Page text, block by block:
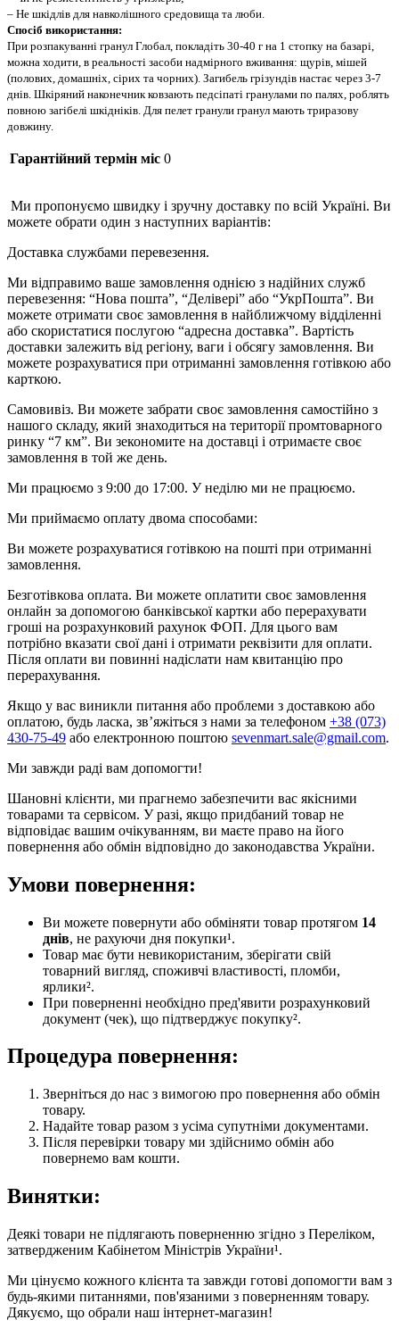
– Не шкідлів для навколішного средовища та люби.
Спосіб використання:
При розпакуванні гранул Глобал, покладіть 30-40 г на 1 стопку на базарі,
можна ходити, в реальності засоби надмірного вживання: щурів, мішей
(полових, домашніх, сірих та чорних). Загибель грізундів настає через 3-7
днів. Шкіряний наконечник ковзають педсіпаті гранулами по палях, роблять
повною загібелі шкідніків. Для пелет гранули гранул мають триразову
довжину.
Гарантійний термін міс 0
Ми пропонуємо швидку і зручну доставку по всій Україні. Ви
можете обрати один з наступних варіантів:
Доставка службами перевезення.
Ми відправимо ваше замовлення однією з надійних служб
перевезення: “Нова пошта”, “Делівері” або “УкрПошта”. Ви
можете отримати своє замовлення в найближчому відділенні
або скористатися послугою “адресна доставка”. Вартість
доставки залежить від регіону, ваги і обсягу замовлення. Ви
можете розрахуватися при отриманні замовлення готівкою або
карткою.
Самовивіз. Ви можете забрати своє замовлення самостійно з
нашого складу, який знаходиться на території промтоварного
ринку “7 км”. Ви зекономите на доставці і отримаєте своє
замовлення в той же день.
Ми працюємо з 9:00 до 17:00. У неділю ми не працюємо.
Ми приймаємо оплату двома способами:
Ви можете розрахуватися готівкою на пошті при отриманні
замовлення.
Безготівкова оплата. Ви можете оплатити своє замовлення
онлайн за допомогою банківської картки або перерахувати
гроші на розрахунковий рахунок ФОП. Для цього вам
потрібно вказати свої дані і отримати реквізити для оплати.
Після оплати ви повинні надіслати нам квитанцію про
перерахування.
Якщо у вас виникли питання або проблеми з доставкою або
оплатою, будь ласка, зв’яжіться з нами за телефоном +38 (073)
430-75-49 або електронною поштою sevenmart.sale@gmail.com.
Ми завжди раді вам допомогти!
Шановні клієнти, ми прагнемо забезпечити вас якісними
товарами та сервісом. У разі, якщо придбаний товар не
відповідає вашим очікуванням, ви маєте право на його
повернення або обмін відповідно до законодавства України.
Умови повернення:
Ви можете повернути або обміняти товар протягом 14
днів, не рахуючи дня покупки¹.
Товар має бути невикористаним, зберігати свій
товарний вигляд, споживчі властивості, пломби,
ярлики².
При поверненні необхідно пред'явити розрахунковий
документ (чек), що підтверджує покупку².
Процедура повернення:
Зверніться до нас з вимогою про повернення або обмін
товару.
Надайте товар разом з усіма супутніми документами.
Після перевірки товару ми здійснимо обмін або
повернемо вам кошти.
Винятки:
Деякі товари не підлягають поверненню згідно з Переліком,
затвердженим Кабінетом Міністрів України¹.
Ми цінуємо кожного клієнта та завжди готові допомогти вам з
будь-якими питаннями, пов'язаними з поверненням товару.
Дякуємо, що обрали наш інтернет-магазин!